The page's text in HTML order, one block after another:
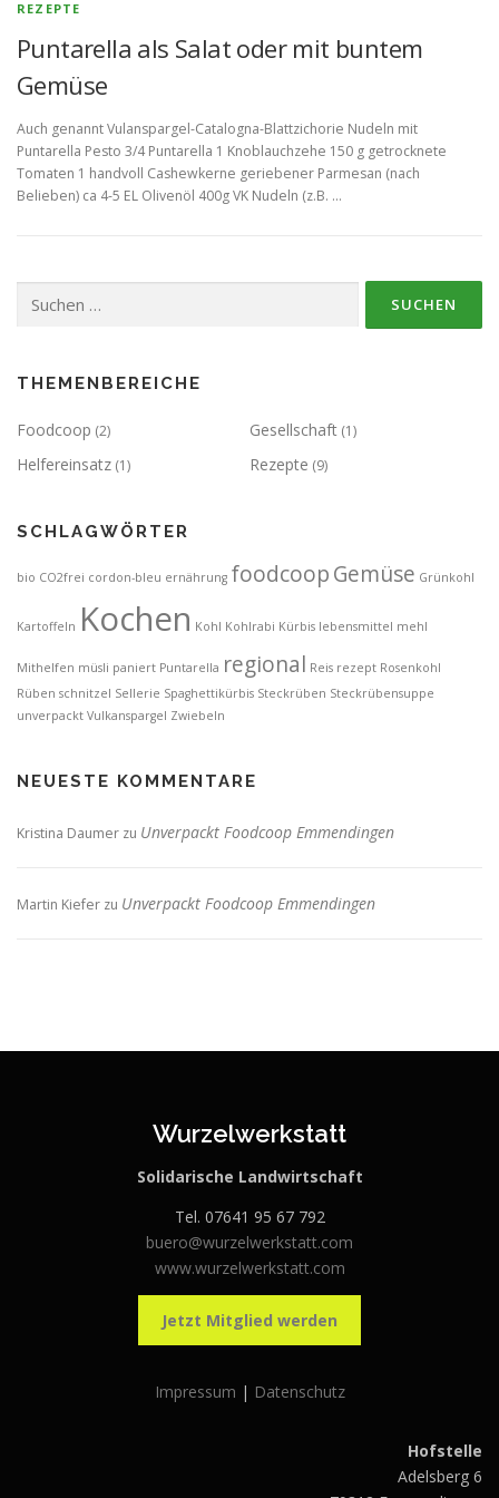
REZEPTE
Puntarella als Salat oder mit buntem
Gemüse
Auch genannt Vulanspargel-Catalogna-Blattzichorie Nudeln mit
Puntarella Pesto 3/4 Puntarella 1 Knoblauchzehe 150 g getrocknete
Tomaten 1 handvoll Cashewkerne geriebener Parmesan (nach
Belieben) ca 4-5 EL Olivenöl 400g VK Nudeln (z.B. …
nach:
THEMENBEREICHE
Foodcoop (2) Gesellschaft (1)
Helfereinsatz (1) Rezepte (9)
SCHLAGWÖRTER
bio CO2frei cordon-bleu ernährung foodcoopGemüse Grünkohl
Kartoffeln Kochen Kohl Kohlrabi Kürbis lebensmittel mehl
Mithelfen müsli paniert Puntarella regional Reis rezept Rosenkohl
Rüben schnitzel Sellerie Spaghettikürbis Steckrüben Steckrübensuppe
unverpackt Vulkanspargel Zwiebeln
NEUESTE KOMMENTARE
Kristina Daumer zu Unverpackt Foodcoop Emmendingen
Martin Kiefer zu Unverpackt Foodcoop Emmendingen
Wurzelwerkstatt
Solidarische Landwirtschaft
Tel. 07641 95 67 792
buero@wurzelwerkstatt.com
www.wurzelwerkstatt.com
Jetzt Mitglied werden
Impressum | Datenschutz
Hofstelle
Adelsberg 6